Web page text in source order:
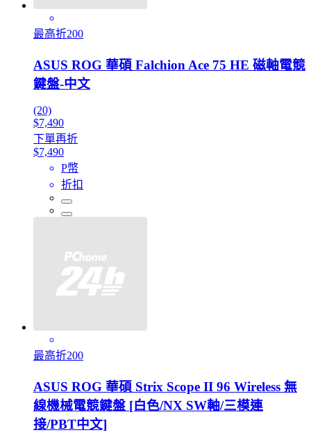
最高折200
ASUS ROG 華碩 Falchion Ace 75 HE 磁軸電競
鍵盤-中文
(20)
$7,490
下單再折
$7,490
P幣
折扣
最高折200
ASUS ROG 華碩 Strix Scope II 96 Wireless 無
線機械電競鍵盤 [白色/NX SW軸/三模連
接/PBT中文]